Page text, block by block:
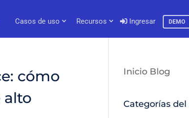
Casos de uso Recursos Ingresar DEMO
cómo
alto
Inicio Blog
Categorías del